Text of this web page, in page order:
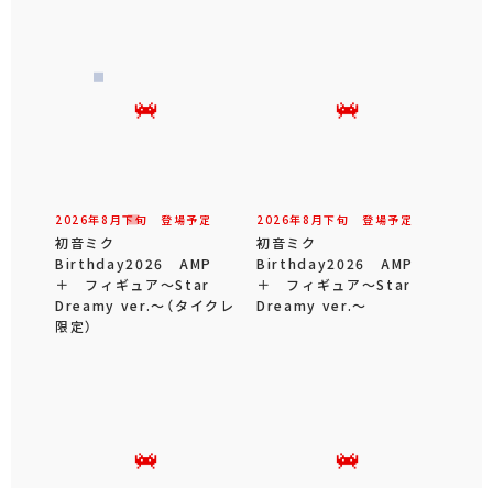
2026年8 月下旬 登場予定
初音ミク
Birthday2026 AMP
＋ フィギュア～Star
Dreamy ver.～（タイクレ
限定）
2026年8 月下旬 登場予定
初音ミク
Birthday2026 AMP
＋ フィギュア～Star
Dreamy ver.～